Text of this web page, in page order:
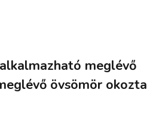
meglévő
övsömör okozta